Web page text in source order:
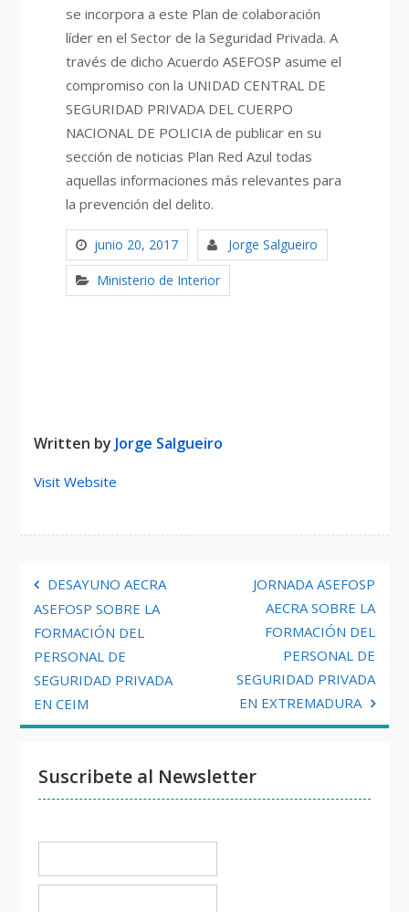
se incorpora a este Plan de colaboración
líder en el Sector de la Seguridad Privada. A
través de dicho Acuerdo ASEFOSP asume el
compromiso con la UNIDAD CENTRAL DE
SEGURIDAD PRIVADA DEL CUERPO
NACIONAL DE POLICIA de publicar en su
sección de noticias Plan Red Azul todas
aquellas informaciones más relevantes para
la prevención del delito.
junio 20, 2017 Jorge Salgueiro
Ministerio de Interior
Written by Jorge Salgueiro
Visit Website
Navegación
de
entradas
DESAYUNO AECRA
ASEFOSP SOBRE LA
FORMACIÓN DEL
PERSONAL DE
SEGURIDAD PRIVADA
EN CEIM
JORNADA ASEFOSP
AECRA SOBRE LA
FORMACIÓN DEL
PERSONAL DE
SEGURIDAD PRIVADA
EN EXTREMADURA
Suscribete al Newsletter